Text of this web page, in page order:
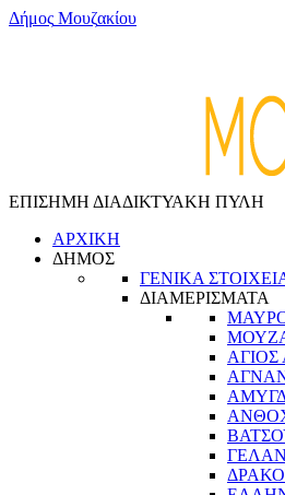
Δήμος Μουζακίου
ΕΠΙΣΗΜΗ ΔΙΑΔΙΚΤΥΑΚΗ ΠΥΛΗ
ΑΡΧΙΚΗ
ΔΗΜΟΣ
ΓΕΝΙΚΑ
ΔΙΑΜΕΡΙΣΜΑΤΑ